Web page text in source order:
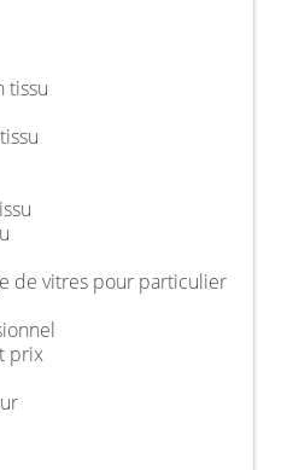
tissu
de vitres pour particulier
prix